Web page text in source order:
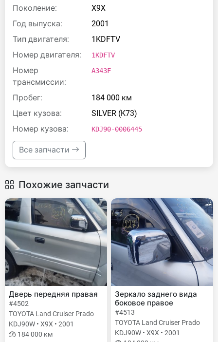
Поколение:
X9X
Год выпуска:
2001
Тип двигателя:
1KDFTV
Номер двигателя:
1KDFTV
Номер
трансмиссии:
A343F
Пробег:
184 000 км
Цвет кузова:
SILVER (K73)
Номер кузова:
KDJ90-0006445
Все запчасти
Похожие запчасти
Дверь передняя правая
#4502
TOYOTA Land Cruiser Prado
KDJ90W • X9X • 2001
184 000 км
Зеркало заднего вида
боковое правое
#4513
TOYOTA Land Cruiser Prado
KDJ90W • X9X • 2001